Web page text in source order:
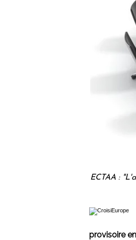
ECTAA :
provisoire